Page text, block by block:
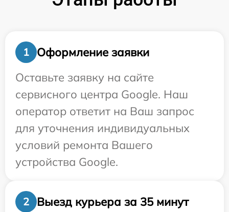
1
Оформление заявки
Оставьте заявку на сайте
сервисного центра Google. Наш
оператор ответит на Ваш запрос
для уточнения индивидуальных
условий ремонта Вашего
устройства Google.
2
Выезд курьера за 35 минут